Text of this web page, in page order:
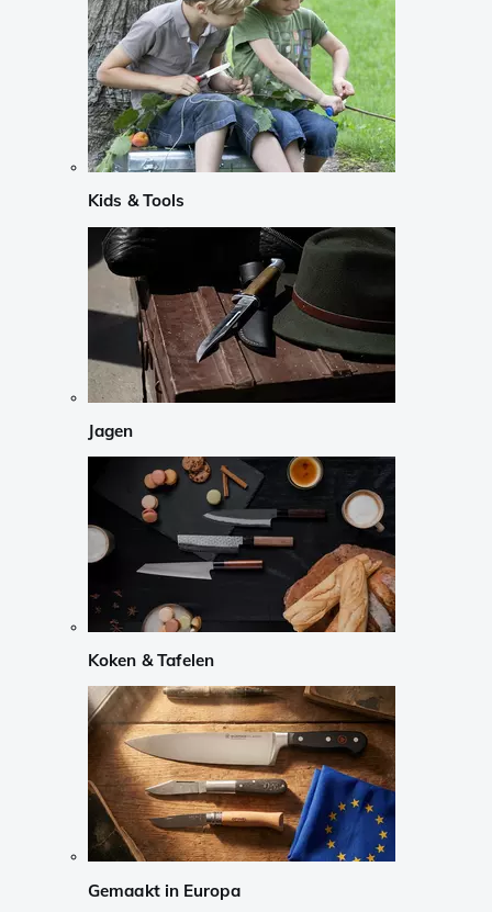
Kids & Tools
Jagen
Koken & Tafelen
Gemaakt in Europa